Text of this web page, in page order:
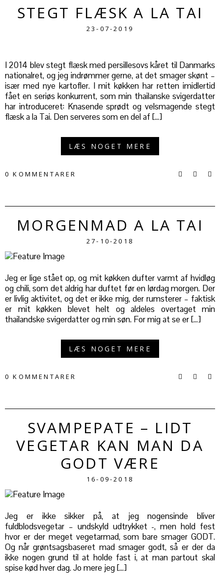
STEGT FLÆSK A LA TAI
23-07-2019
I 2014 blev stegt flæsk med persillesovs kåret til Danmarks
nationalret, og jeg indrømmer gerne, at det smager skønt –
især med nye kartofler. I mit køkken har retten imidlertid
fået en seriøs konkurrent, som min thailanske svigerdatter
har introduceret: Knasende sprødt og velsmagende stegt
flæsk a la Tai. Den serveres som en del af […]
LÆS NOGET MERE
0 KOMMENTARER
MORGENMAD A LA TAI
27-10-2018
Jeg er lige stået op, og mit køkken dufter varmt af hvidløg
og chili, som det aldrig har duftet før en lørdag morgen. Der
er livlig aktivitet, og det er ikke mig, der rumsterer – faktisk
er mit køkken blevet helt og aldeles overtaget min
thailandske svigerdatter og min søn. For mig at se er […]
LÆS NOGET MERE
0 KOMMENTARER
SVAMPEPATE – LIDT
VEGETAR KAN MAN DA
GODT VÆRE
16-09-2018
Jeg er ikke sikker på, at jeg nogensinde bliver
fuldblodsvegetar – undskyld udtrykket -, men hold fest
hvor er der meget vegetarmad, som bare smager GODT.
Og når grøntsagsbaseret mad smager godt, så er der da
ikke nogen grund til at holde fast i, at man partout skal
spise kød hver dag. Jo mere jeg […]